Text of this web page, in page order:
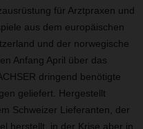
für Arztpraxen und
aus dem europäischen
und der norwegische
Anfang April über das
dringend benötigte
geliefert. Hergestellt
Schweizer Lieferanten, der
herstellt, in der Krise aber in